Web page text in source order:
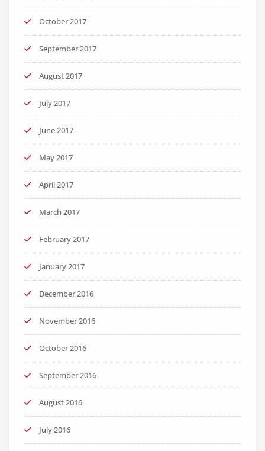
October 2017
September 2017
August 2017
July 2017
June 2017
May 2017
April 2017
March 2017
February 2017
January 2017
December 2016
November 2016
October 2016
September 2016
August 2016
July 2016